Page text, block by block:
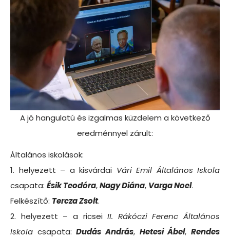
A jó hangulatú és izgalmas küzdelem a következő
eredménnyel zárult:
Általános iskolások:
1. helyezett – a kisvárdai Vári Emil Általános Iskola
csapata: Ésik Teodóra,Nagy Diána, Varga Noel.
Felkészítő: Tercza Zsolt.
2. helyezett – a ricseiII. Rákóczi Ferenc Általános
Iskola csapata:Dudás András, Hetesi Ábel,Rendes